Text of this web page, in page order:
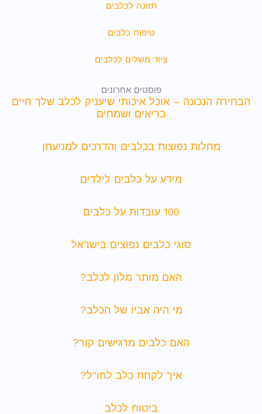
תזונה לכלבים
טיפוח כלבים
ציוד משלים לכלבים
פוסטים אחרונים
הבחירה הנכונה – אוכל איכותי שיעניק לכלב שלך חיים
בריאים ושמחים
מחלות נפוצות בכלבים והדרכים למניעתן
מידע על כלבים לילדים
100 עובדות על כלבים
סוגי כלבים נפוצים בישראל
האם מותר מלון לכלב?
מי היה אביו של הכלב?
האם כלבים מרגישים קור?
איך לקחת כלב לחו"ל?
ביטוח לכלב